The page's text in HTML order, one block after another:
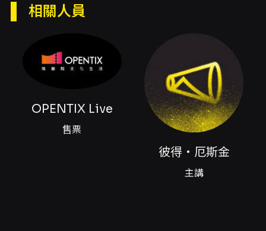
內容簡介
極具代表性的鼓手之一，從四歲開始打鼓，跨越
融合爵士、現代爵士與搖滾等多元領域，參與製
作與錄製大量專輯與配樂，並曾兩度獲得葛萊美
獎肯定。多年職業演出與教學經驗，使他在節
奏、音色控制與樂句敘事方面具備深厚的技術與
音樂哲學，本場大師班即以此為主軸，由厄斯金
與詮釋手法。 對於想深入理解鼓手在樂團中功能
與表現策略的觀眾，本次旁聽席具高度觀賞與學
習價值。大師班通常包含示範演奏、即興互動、
相關人員
OPENTIX Live
售票
彼得・厄斯金
主講